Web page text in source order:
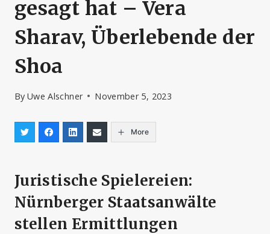
gesagt hat – Vera
Sharav, Überlebende der
Shoa
By Uwe Alschner November 5, 2023
More
Juristische Spielereien:
Nürnberger Staatsanwälte
stellen Ermittlungen